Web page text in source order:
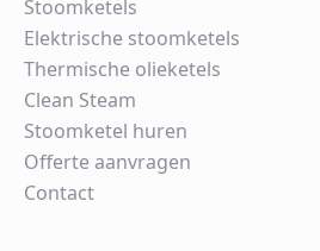
Stoomketels
Elektrische stoomketels
Thermische olieketels
Clean Steam
Stoomketel huren
Offerte aanvragen
Contact